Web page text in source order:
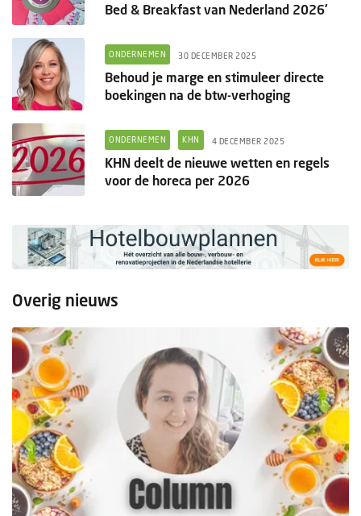
Bed & Breakfast van Nederland 2026'
ONDERNEMEN 30 DECEMBER 2025
Behoud je marge en stimuleer directe
boekingen na de btw-verhoging
ONDERNEMEN KHN 4 DECEMBER 2025
KHN deelt de nieuwe wetten en regels
voor de horeca per 2026
Overig nieuws